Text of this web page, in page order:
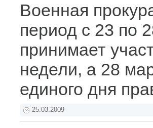
Военная
период с 23 по
принимает
недели, а 28
единого дня
25.03.2009